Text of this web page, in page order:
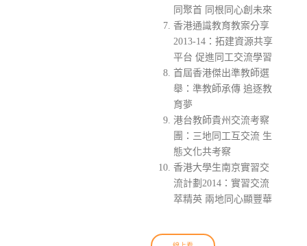
同聚首 同根同心創未來
香港通識教育教案分享
2013-14：拓建資源共享
平台 促進同工交流學習
首屆香港傑出準教師選
舉：準教師承傳 追逐教
育夢
港台教師貴州交流考察
團：三地同工互交流 生
態文化共考察
香港大學生南京實習交
流計劃2014：實習交流
萃精英 兩地同心顯豐華